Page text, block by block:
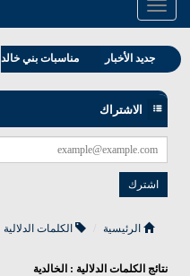
Toggle
navigation
جديد الأخبار
وفيات بني خالد
مناسبات بني خالد
الاشتراك
الرئيسية الكلمات الدلالية
نتائج الكلمات الدلالية : الخالدية